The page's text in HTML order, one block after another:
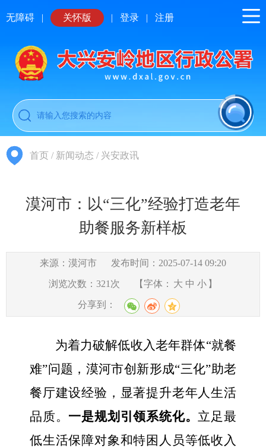
无障碍 | 关怀版 | 登录 | 注册
首页 / 新闻动态 / 兴安政讯
漠河市：以“三化”经验打造老年
助餐服务新样板
来源：漠河市 发布时间：2025-07-14 09:20
浏览次数： 321 次 【字体： 大 中 小 】
分享到：
为着力破解低收入老年群体“就餐
难”问题，漠河市创新形成“三化”助老
餐厅建设经验，显著提升老年人生活
品质。 一是规划引领系统化。 立足最
低生活保障对象和特困人员等低收入